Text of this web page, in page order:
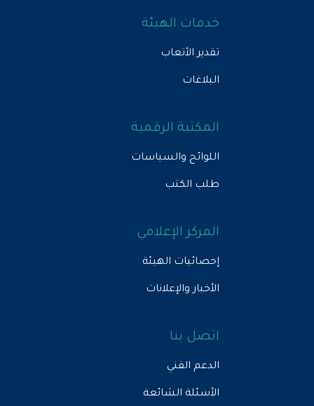
خدمات الهيئة
تقدير الأتعاب
البلاغات
المكتبة الرقمية
اللوائح والسياسات
طلب الكتب
المركز الإعلامي
إحصائيات الهيئة
الأخبار والإعلانات
اتصل بنا
الدعم الفني
الأسئلة الشائعة